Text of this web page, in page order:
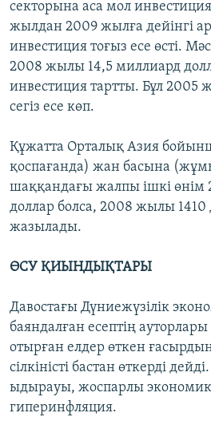
секторына аса мол
жылдан 2009 жылға дейінгі
инвестиция тоғыз есе өсті.
2008 жылы 14,5 миллиард
инвестиция тартты. Бұл 2005
сегіз есе көп.
Құжатта Орталық Азия
қоспағанда) жан басына
шаққандағы жалпы ішкі
доллар болса, 2008 жылы 1410
жазылады.
ӨСУ ҚИЫНДЫҚТАРЫ
Давостағы Дүниежүзілік
баяндалған есептің
отырған елдер өткен
сілкіністі бастан өткерді
ыдырауы, жоспарлы
гиперинфляция.